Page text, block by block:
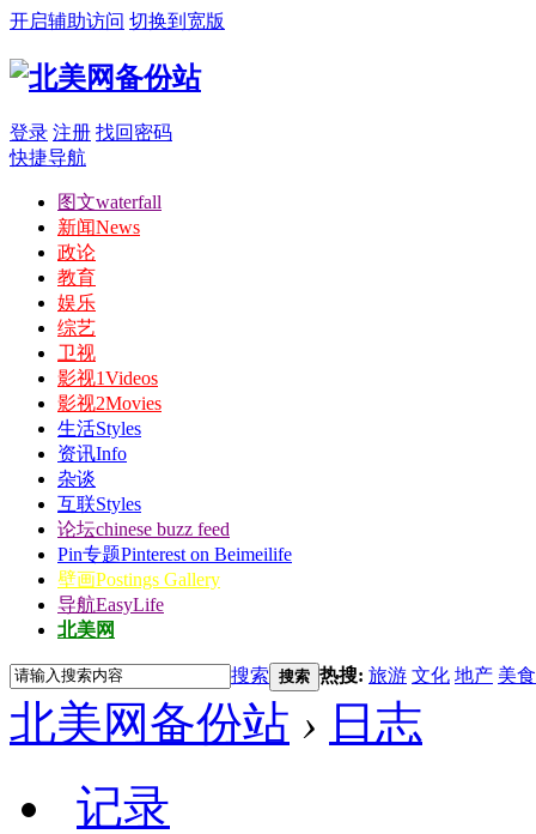
开启辅助访问 切换到宽版
登录 注册 找回密码
快捷导航
图文waterfall
新闻News
政论
教育
娱乐
综艺
卫视
影视1Videos
影视2Movies
生活Styles
资讯Info
杂谈
互联Styles
论坛chinese buzz feed
Pin专题Pinterest on Beimeilife
壁画Postings Gallery
导航EasyLife
北美网
搜索 搜索 热搜: 旅游 文化 地产 美食
北美网备份站 › 日志
记录